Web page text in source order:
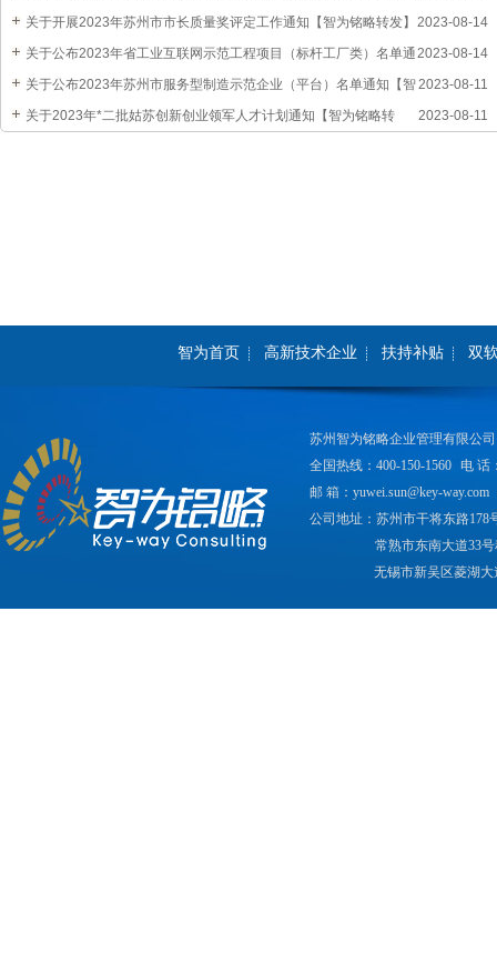
【智为铭略转发】
2023-08-14
关于开展2023年苏州市市长质量奖评定工作通知【智为铭略转发】
2023-08-14
关于公布2023年省工业互联网示范工程项目（标杆工厂类）名单通
知【智为铭略转发】
2023-08-11
关于公布2023年苏州市服务型制造示范企业（平台）名单通知【智
为铭略转发】
2023-08-11
关于2023年*二批姑苏创新创业领军人才计划通知【智为铭略转
智为首页 高新技术企业 扶持补贴 双
苏州智为铭略企业管理有限公司
全国热线：400-150-1560 电 话
邮 箱：yuwei.sun@key-way.com
公司地址：苏州市干将东路178
常熟市东南大道33
无锡市新吴区菱湖大